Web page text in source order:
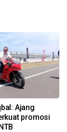
Ajang
promosi